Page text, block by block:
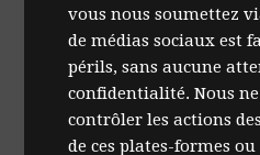
vous nous soumettez
de médias sociaux est
périls, sans aucune
confidentialité. Nous
contrôler les actions
de ces plates-formes